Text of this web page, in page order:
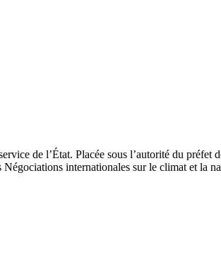
de l’État. Placée sous l’autorité du préfet
internationales sur le climat et la